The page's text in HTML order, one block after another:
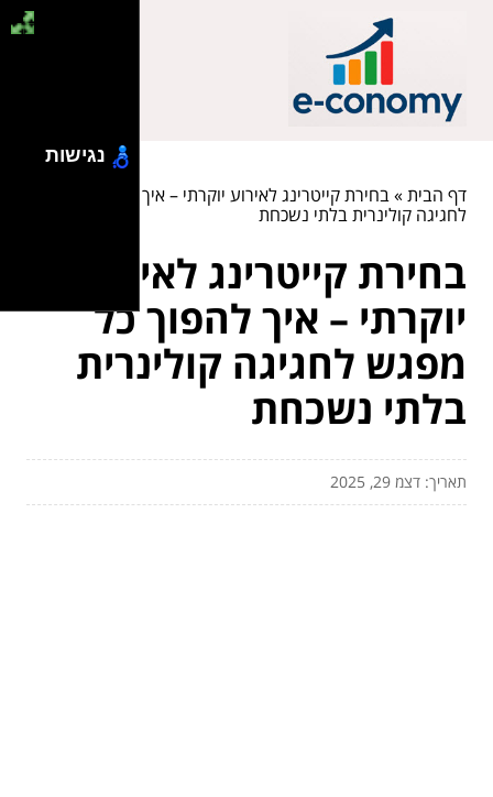
דף הבית»בחירת קייטרינג לאירוע יוקרתי – איך להפוך כל מפגש
לחגיגה קולינרית בלתי נשכחת
בחירת קייטרינג לאירוע
יוקרתי – איך להפוך כל
מפגש לחגיגה קולינרית
בלתי נשכחת
תאריך: דצמ 29, 2025
נגישות